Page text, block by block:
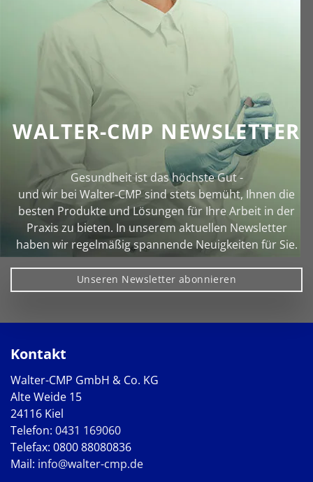
WALTER-CMP NEWSLETTER
Gesundheit ist das höchste Gut -
und wir bei Walter‑CMP sind stets bemüht, Ihnen die
besten Produkte und Lösungen für Ihre Arbeit in der
Praxis zu bieten. In unserem aktuellen Newsletter
haben wir regelmäßig spannende Neuigkeiten für Sie.
Unseren Newsletter abonnieren
Kontakt
Walter-CMP GmbH & Co. KG
Alte Weide 15
24116 Kiel
Telefon: 0431 169060
Telefax: 0800 88080836
Mail: info@walter-cmp.de